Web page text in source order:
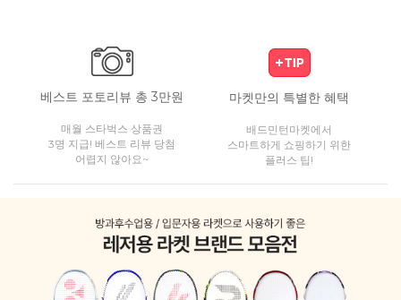
베스트 포토리뷰 총 3만원
매월 스타벅스 상품권
3명 지급! 베스트 리뷰 당첨
어렵지 않아요~
마켓만의 특별한 혜택
배드민턴마켓에서
스마트하게 쇼핑하기 위한
플러스 팁!